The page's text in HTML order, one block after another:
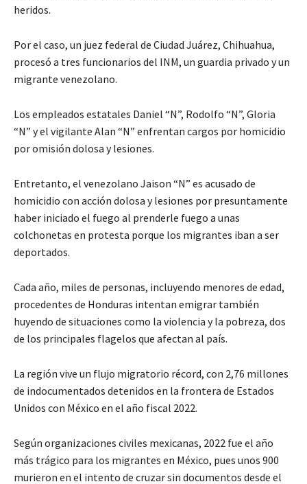
heridos.
Por el caso, un juez federal de Ciudad Juárez, Chihuahua,
procesó a tres funcionarios del INM, un guardia privado y un
migrante venezolano.
Los empleados estatales Daniel “N”, Rodolfo “N”, Gloria
“N” y el vigilante Alan “N” enfrentan cargos por homicidio
por omisión dolosa y lesiones.
Entretanto, el venezolano Jaison “N” es acusado de
homicidio con acción dolosa y lesiones por presuntamente
haber iniciado el fuego al prenderle fuego a unas
colchonetas en protesta porque los migrantes iban a ser
deportados.
Cada año, miles de personas, incluyendo menores de edad,
procedentes de Honduras intentan emigrar también
huyendo de situaciones como la violencia y la pobreza, dos
de los principales flagelos que afectan al país.
La región vive un flujo migratorio récord, con 2,76 millones
de indocumentados detenidos en la frontera de Estados
Unidos con México en el año fiscal 2022.
Según organizaciones civiles mexicanas, 2022 fue el año
más trágico para los migrantes en México, pues unos 900
murieron en el intento de cruzar sin documentos desde el